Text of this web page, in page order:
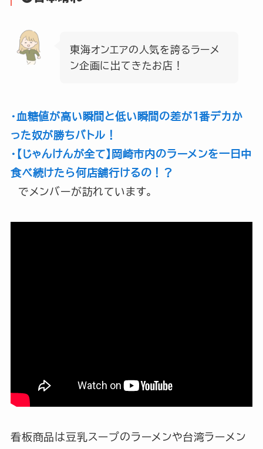
東海オンエアの人気を誇るラーメ
ン企画に出てきたお店！
・血糖値が高い瞬間と低い瞬間の差が1番デカか
った奴が勝ちバトル！
・【じゃんけんが全て】岡崎市内のラーメンを一日中
食べ続けたら何店舗行けるの！？
でメンバーが訪れています。
看板商品は豆乳スープのラーメンや台湾ラーメン